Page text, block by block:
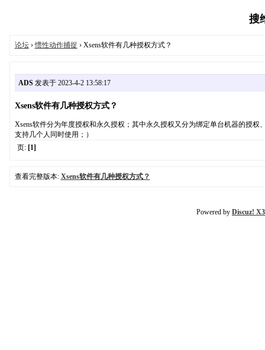
搜
论坛›惯性动作捕捉 › Xsens软件有几种授权方式？
ADS发表于 2023-4-2 13:58:17
Xsens软件有几种授权方式？
Xsens软件分为年度授权和永久授权；其中永久授权又分为绑定单台机器的授
支持几个人同时使用；）
页: [1]
查看完整版本: Xsens软件有几种授权方式？
Powered by Discuz!